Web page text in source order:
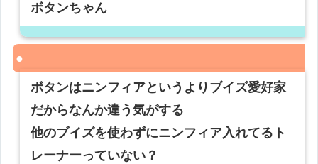
ボタンちゃん
ボタンはニンフィアというよりブイズ愛好家
だからなんか違う気がする
他のブイズを使わずにニンフィア入れてるト
レーナーっていない？